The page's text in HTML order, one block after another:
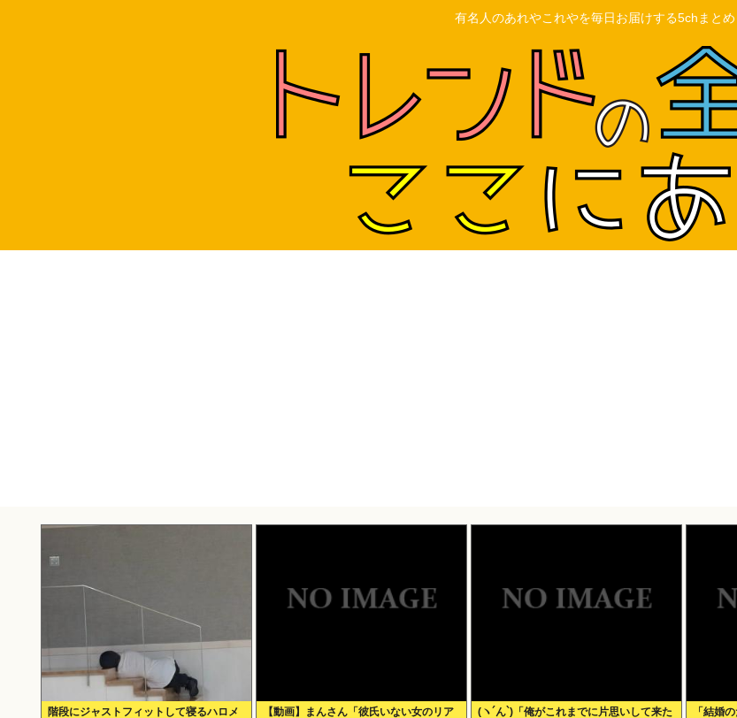
有名人のあれやこれやを毎日お届けする5chまとめ
階段にジャストフィットして寝るハロメ
【動画】まんさん「彼氏いない女のリア
(ヽ´ん`)「俺がこれまでに片思いして来た
「結婚